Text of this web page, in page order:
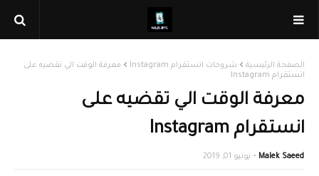
الصفحة الرئيسية شروحات انستقرام Instagram
معرفة الوقت الي تقضيه على
انستقرام Instagram
معرفة الوقت الي تقضيه على
انستقرام Instagram
Malek Saeed يونيو 01, 2019